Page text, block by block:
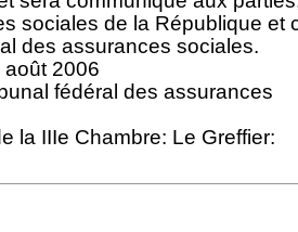
sociales de la République et
des assurances sociales.
août 2006
fédéral des assurances
la IIIe Chambre: Le Greffier: